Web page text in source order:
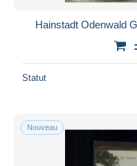
Hainstadt Odenwald
Statut
Nouveau